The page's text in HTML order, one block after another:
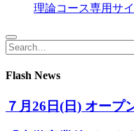
理論コース専用サ
Search
for:
Search
Flash News
７月26日(日) オープ